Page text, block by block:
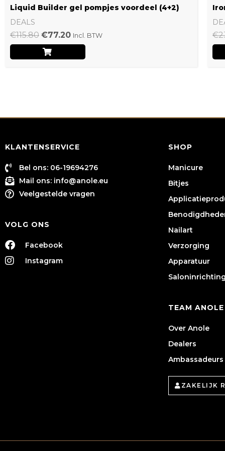
Liquid Builder gel pompjes voordeel (4+2)
DEALS
€115.80 €77.20 Incl. BTW €
KLANTENSERVICE
Bel ons: 06-19694276
Mail ons: info@anole.eu
Veelgestelde vragen
VOLG ONS
Facebook
Instagram
SHOP
Manicure
Bitjes
Nailart
Verzorging
Apparatuur
TEAM ANOLE
Over Anole
Dealers
Ambassadeurs
ZAKELIJK